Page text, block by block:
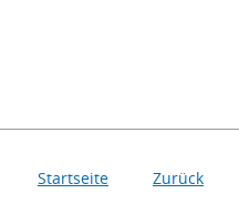
Startseite Zurück